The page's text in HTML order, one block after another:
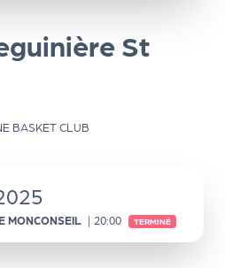
St
BASKET CLUB
MONCONSEIL | 20:00 TERMINÉ